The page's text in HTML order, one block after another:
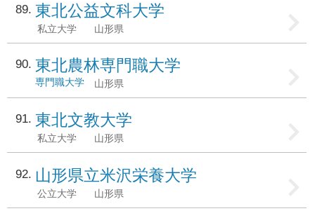
89 東北公益文科大学
私立大学 山形県
90 東北農林専門職大学
山形県
専門職大学
91 東北文教大学
私立大学 山形県
92 山形県立米沢栄養大学
公立大学 山形県